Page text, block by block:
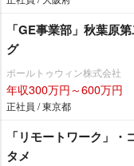
「GE事業部」秋葉原
グ
ポールトゥウィン株式会社
年収300万円～600万円
正社員 / 東京都
「リモートワーク」
タメ